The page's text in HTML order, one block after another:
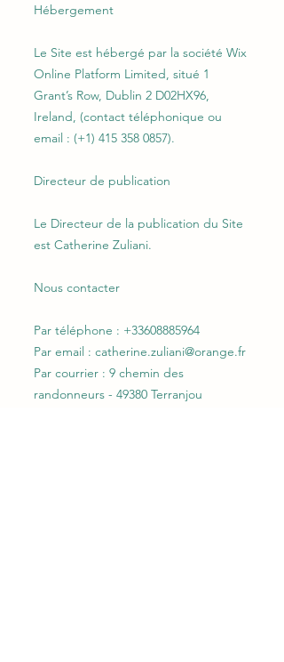
Hébergement
Le Site est hébergé par la société Wix
Online Platform Limited, situé 1
Grant’s Row, Dublin 2 D02HX96,
Ireland, (contact téléphonique ou
email : (+1) 415 358 0857).
Directeur de publication
Le Directeur de la publication du Site
est Catherine Zuliani.
Nous contacter
Par téléphone : +33608885964
Par email : catherine.zuliani@orange.fr
Par courrier : 9 chemin des
randonneurs - 49380 Terranjou